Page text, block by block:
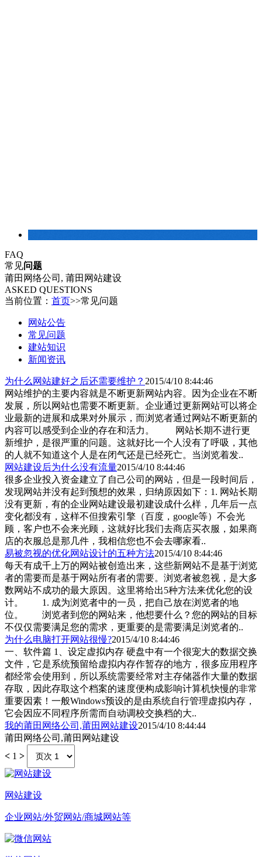
FAQ
常见问题
莆田网络公司, 莆田网站建设
ASKED QUESTIONS
当前位置： 首页>>常见问题
网站公告
常见问题
建站知识
新闻资讯
为什么网站建好之后还需要维护？ 2015/4/10 8:44:46
网站维护的主要内容就是不断更新网站内容。因为企业在不断
发展，所以网站也需要不断更新。企业通过更新网站可以将企
业最新的进展和成果对外展示，而浏览者通过网站不断更新的
内容可以感受到企业的存在和活力。 网站长期不进行更
新维护，是很严重的问题。这就好比一个人没有了呼吸，其他
的人就不知道这个人是在闭气还是已经死亡。当浏览着发..
网站建设后为什么没有流量2015/4/10 8:44:46
很多企业投入资金建立了自己公司的网站，但是一段时间后，
发现网站并没有起到预想的效果，归纳原因如下：1. 网站长期
没有更新，有的企业网站建设最初建设成什么样，几年后一点
变化都没有，这样不但搜索引擎（百度，google等）不会光
顾，客户也不会来光顾，这就好比我们去商店买衣服，如果商
店的衣服总是那几件，我相信您也不会去哪家看..
易被忽视的优化网站设计的五种方法2015/4/10 8:44:46
每天有成千上万的网站被创造出来，这些新网站不是基于浏览
者的需要而是基于网站所有者的需要。浏览者被忽视，是大多
数网站不成功的最大原因。这里将给出5种方法来优化您的设
计。 1. 成为浏览者中的一员，把自己放在浏览者的地
位。 浏览者到您的网站来，他想要什么？您的网站的目标
不仅仅需要满足您的需求，更重要的是需要满足浏览者的..
为什么电脑打开网站很慢?2015/4/10 8:44:46
一、软件篇 1、设定虚拟内存 硬盘中有一个很宠大的数据交换
文件，它是系统预留给虚拟内存作暂存的地方，很多应用程序
都经常会使用到，所以系统需要经常对主存储器作大量的数据
存取，因此存取这个档案的速度便构成影响计算机快慢的非常
重要因素！一般Windows预设的是由系统自行管理虚拟内存，
它会因应不同程序所需而自动调校交换档的大..
我的莆田网络公司,莆田网站建设2015/4/10 8:44:44
莆田网络公司,莆田网站建设
< 1 >
网站建设
企业网站/外贸网站/商城网站等